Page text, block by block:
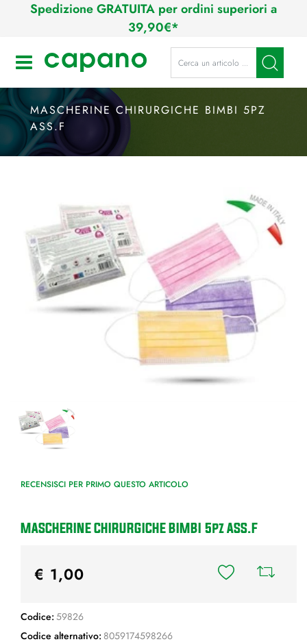
Spedizione GRATUITA per ordini superiori a
39,90€*
Open La modifica di un filtro
MASCHERINE CHIRURGICHE BIMBI 5PZ
ASS.F
RECENSISCI PER PRIMO QUESTO ARTICOLO
MASCHERINE CHIRURGICHE BIMBI 5pz ASS.F
€ 1,00
Codice: 59826
Codice alternativo: 8059174598266